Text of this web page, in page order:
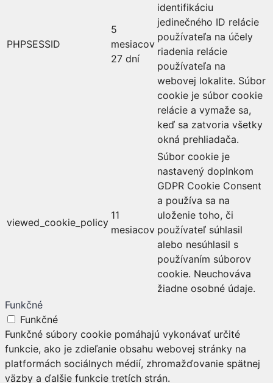
PHPSESSID
5
mesiacov
27 dní
identifikáciu
jedinečného ID relácie
používateľa na účely
riadenia relácie
používateľa na
webovej lokalite. Súbor
cookie je súbor cookie
relácie a vymaže sa,
keď sa zatvoria všetky
okná prehliadača.
viewed_cookie_policy
11
mesiacov
Súbor cookie je
nastavený doplnkom
GDPR Cookie Consent
a používa sa na
uloženie toho, či
používateľ súhlasil
alebo nesúhlasil s
používaním súborov
cookie. Neuchováva
žiadne osobné údaje.
Funkčné
Funkčné
Funkčné súbory cookie pomáhajú vykonávať určité
funkcie, ako je zdieľanie obsahu webovej stránky na
platformách sociálnych médií, zhromažďovanie spätnej
väzby a ďalšie funkcie tretích strán.